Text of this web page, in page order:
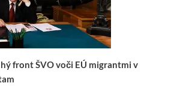
front ŠVO voči EÚ migrantmi v